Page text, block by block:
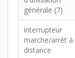
générale (7)
interrupteur
marche/arrêt à
distance